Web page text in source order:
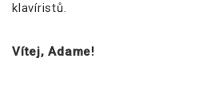
klavíristů.
Vítej, Adame!